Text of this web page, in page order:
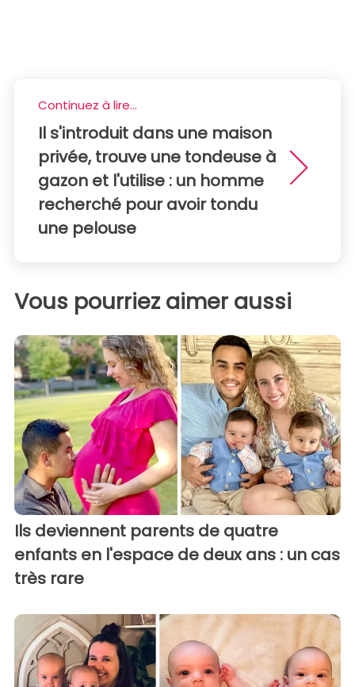
Continuez à lire...
Il s'introduit dans une maison
privée, trouve une tondeuse à
gazon et l'utilise : un homme
recherché pour avoir tondu
une pelouse
Vous pourriez aimer aussi
Ils deviennent parents de quatre
enfants en l'espace de deux ans : un cas
très rare